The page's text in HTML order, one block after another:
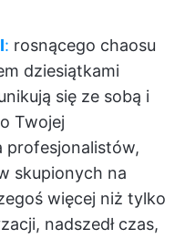
: rosnącego chaosu
dziesiątkami
się ze sobą i
Twojej
profesjonalistów,
skupionych na
więcej niż tylko
nadszedł czas,